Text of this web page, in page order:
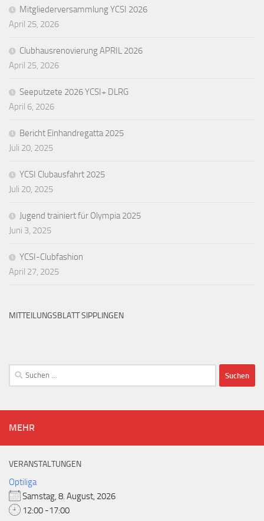
Mitgliederversammlung YCSI 2026
April 25, 2026
Clubhausrenovierung APRIL 2026
April 25, 2026
Seeputzete 2026 YCSI+ DLRG
April 6, 2026
Bericht Einhandregatta 2025
Juli 20, 2025
YCSI Clubausfahrt 2025
Juli 20, 2025
Jugend trainiert für Olympia 2025
Juni 3, 2025
YCSI-Clubfashion
April 27, 2025
MITTEILUNGSBLATT SIPPLINGEN
Suchen
nach:
MEHR
VERANSTALTUNGEN
Optiliga
Samstag, 8. August, 2026
12:00 -17:00